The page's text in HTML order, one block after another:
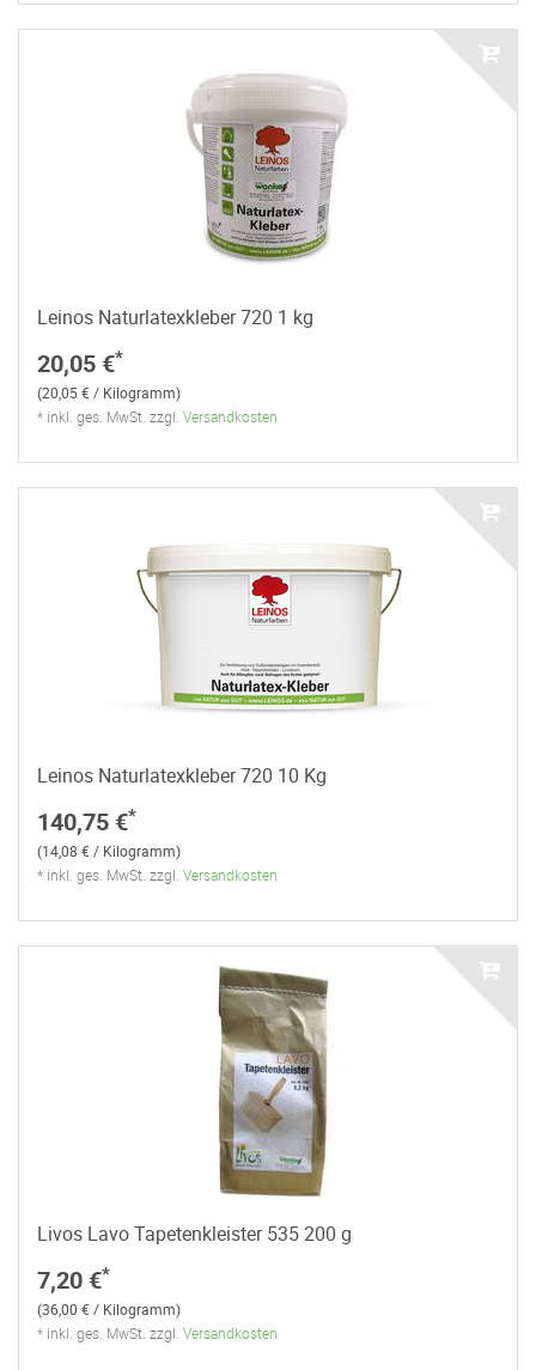
Leinos Naturlatexkleber 720 1 kg
20,05 €*
(20,05 € / Kilogramm)
* inkl. ges. MwSt. zzgl. Versandkosten
Leinos Naturlatexkleber 720 10 Kg
140,75 €*
(14,08 € / Kilogramm)
* inkl. ges. MwSt. zzgl. Versandkosten
Livos Lavo Tapetenkleister 535 200 g
7,20 €*
(36,00 € / Kilogramm)
* inkl. ges. MwSt. zzgl. Versandkosten